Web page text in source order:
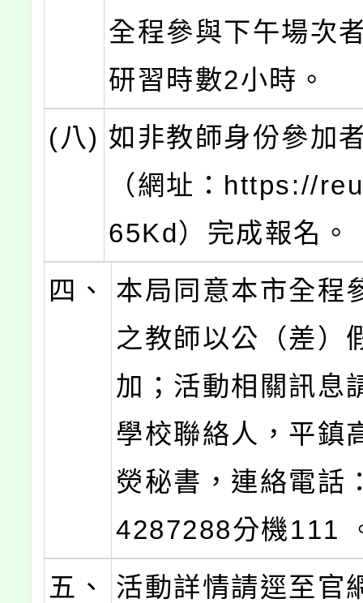
全程參與下午場次
研習時數2小時。
(八) 如非教師身份參加
（網址：https://
65Kd）完成報名。
四、
本局同意本市全程
之教師以公（差）
加；活動相關訊息
學校聯絡人，平鎮
熒秘書，連絡電話
4287288分機111
五、
活動詳情請逕至官